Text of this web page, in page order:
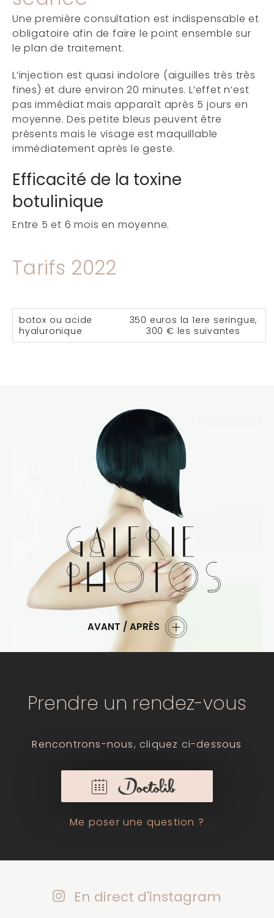
Une première consultation est indispensable et
obligatoire afin de faire le point ensemble sur
le plan de traitement.
L’injection est quasi indolore (aiguilles très très
fines) et dure environ 20 minutes. L’effet n’est
pas immédiat mais apparaît après 5 jours en
moyenne. Des petite bleus peuvent être
présents mais le visage est maquillable
immédiatement après le geste.
Efficacité de la toxine
botulinique
Entre 5 et 6 mois en moyenne.
Tarifs 2022
botox ou acide
hyaluronique
350 euros la 1ere seringue,
300 € les suivantes
AVANT / APRÈS
Prendre un rendez-vous
Rencontrons-nous, cliquez ci-dessous
Me poser une question ?
En direct d'instagram